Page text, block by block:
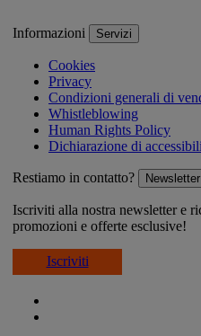
Informazioni Servizi
Cookies
Privacy
Condizioni generali di
Whistleblowing
Human Rights Policy
Dichiarazione di
Restiamo in contatto? Newsletter
Iscriviti alla nostra newsletter e
promozioni e offerte esclusive!
Iscriviti